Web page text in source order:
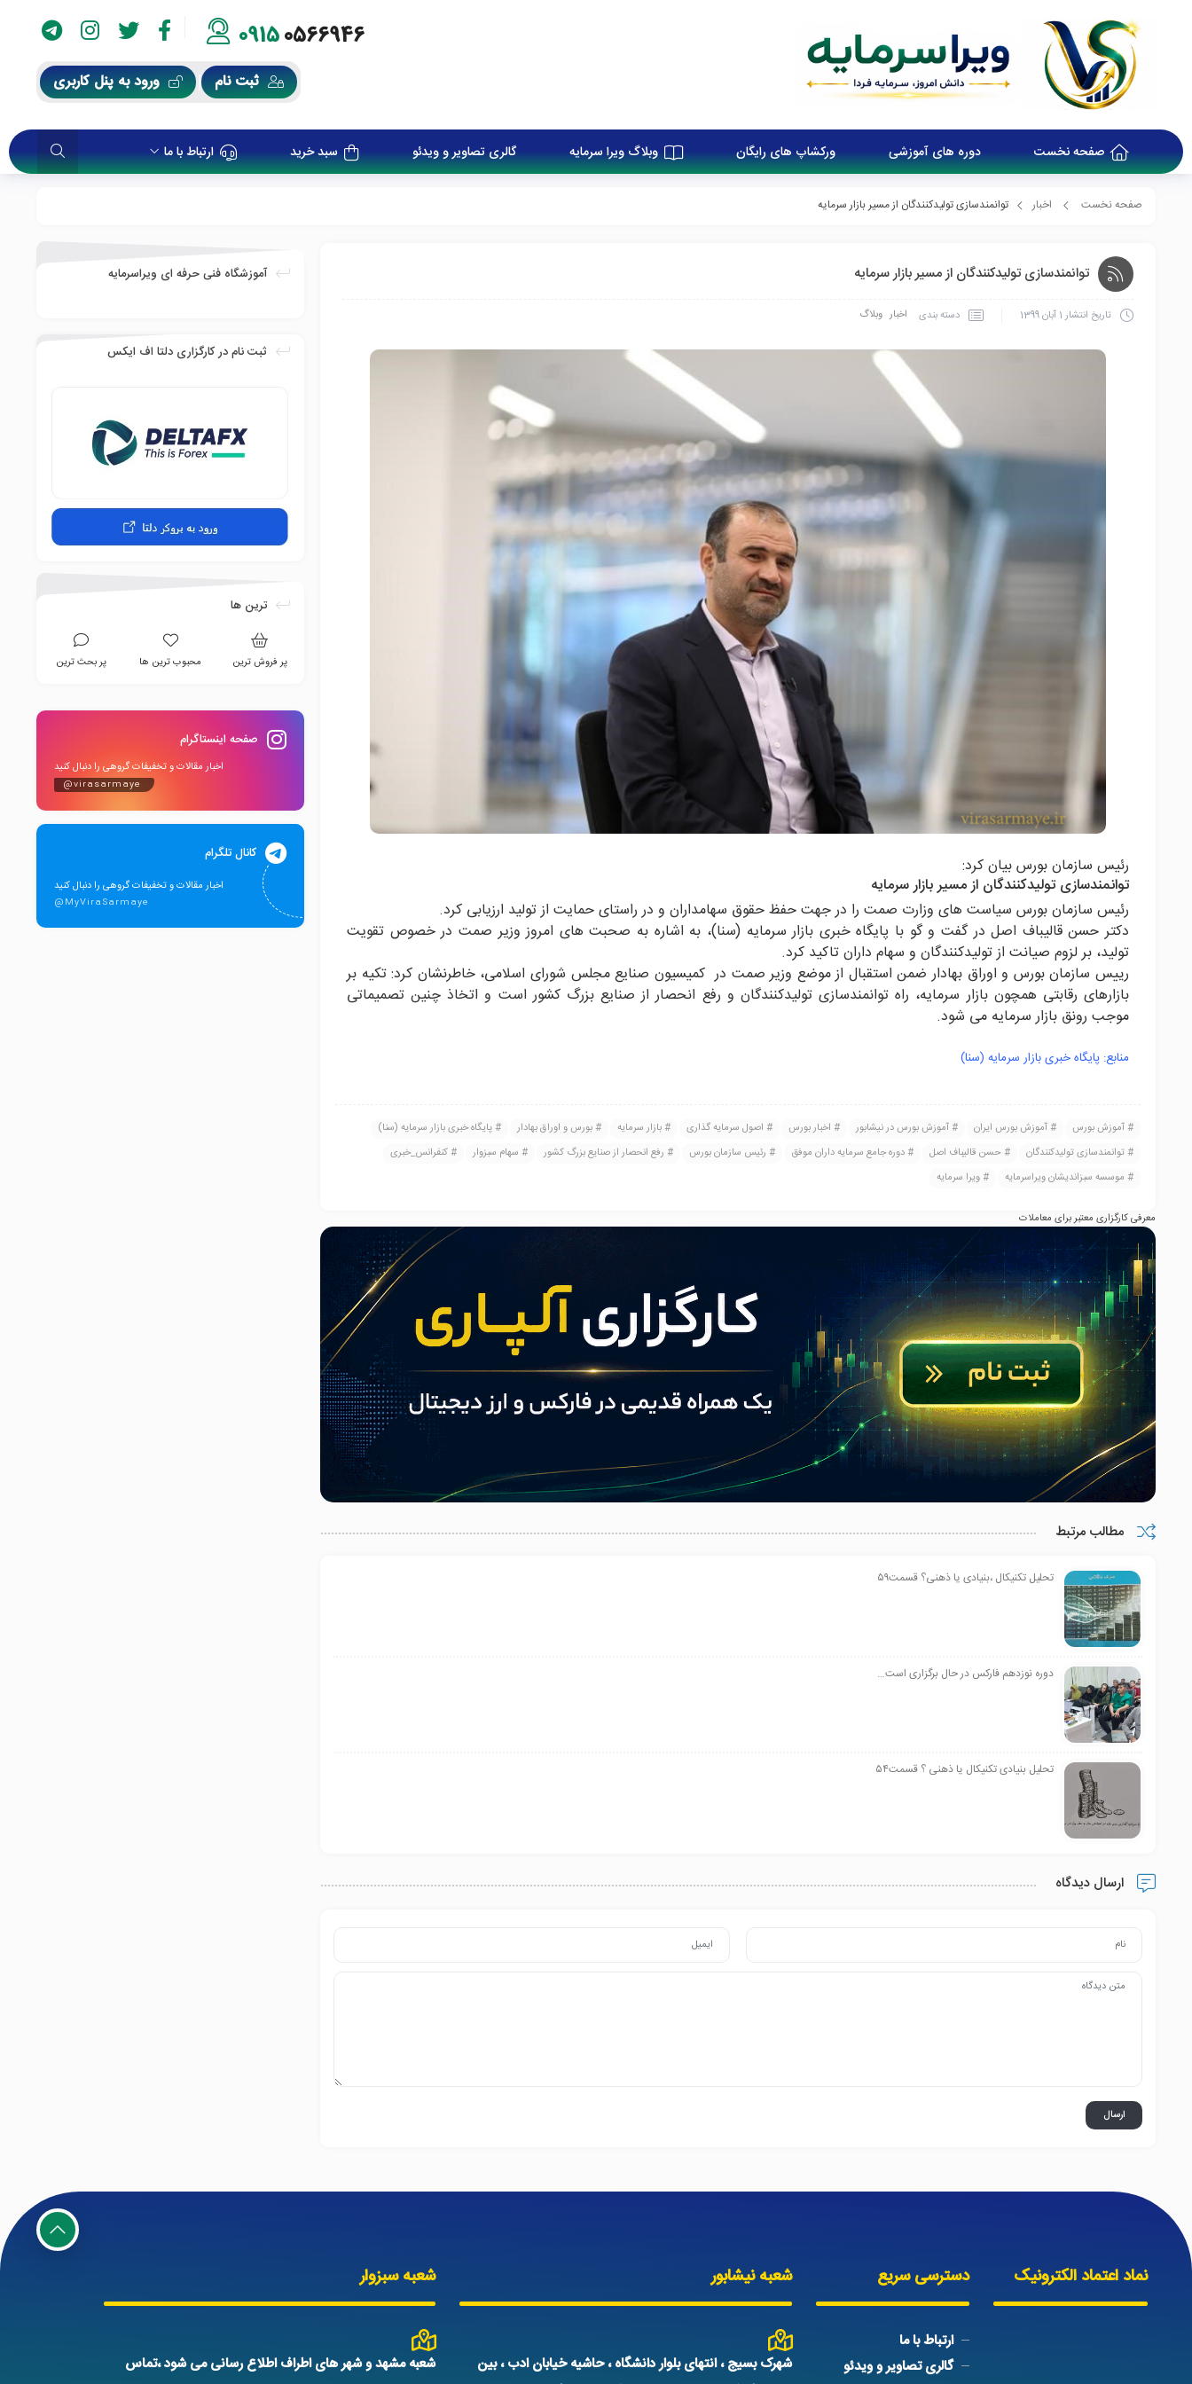
09150566946
ثبت نام ورود به پنل کاربری
صفحه نخست دوره های آموزشی ورکشاپ های رایگان وبلاگ ویرا سرمایه گالری تصاویر و ویدئو سبد خرید ارتباط با ما
صفحه نخست اخبار توانمندسازی تولیدکنندگان از مسیر بازار سرمایه
توانمندسازی تولیدکنندگان از مسیر بازار سرمایه
تاریخ انتشار1 آبان 1399 دسته بندی اخبار وبلاگ
رئیس سازمان بورس بیان کرد:
توانمندسازی تولیدکنندگان از مسیر بازار سرمایه
رئیس سازمان بورس سیاست های وزارت صمت را در جهت حفظ حقوق سهامداران و در راستای حمایت از تولید ارزیابی کرد.
دکتر حسن قالیباف اصل در گفت و گو با پایگاه خبری بازار سرمایه (سنا)، به اشاره به صحبت های امروز وزیر صمت در خصوص تقویت
تولید، بر لزوم صیانت از تولیدکنندگان و سهام داران تاکید کرد.
رییس سازمان بورس و اوراق بهادار ضمن استقبال از موضع وزیر صمت در کمیسیون صنایع مجلس شورای اسلامی، خاطرنشان کرد: تکیه بر
بازارهای رقابتی همچون بازار سرمایه، راه توانمندسازی تولیدکنندگان و رفع انحصار از صنایع بزرگ کشور است و اتخاذ چنین تصمیماتی
موجب رونق بازار سرمایه می شود.
منابع: پایگاه خبری بازار سرمایه (سنا)
آموزش بورس آموزش بورس ایران آموزش بورس در نیشابور اخبار بورس اصول سرمایه گذاری بازار سرمایه بورس و اوراق بهادار
پایگاه خبری بازار سرمایه (سنا)
توانمندسازی تولیدکنندگان
حسن قالیباف اصل دوره جامع سرمایه داران موفق رئیس سازمان بورس رفع انحصار از صنایع بزرگ کشور سهام سبزوار
کنفرانس_خبری
موسسه سبزاندیشان ویراسرمایه
ویرا سرمایه
معرفی کارگزاری معتبر برای معاملات
مطالب مرتبط
تحلیل تکنیکال ،بنیادی یا ذهنی؟ قسمت۵۹
دوره نوزدهم فارکس در حال برگزاری است…
تحلیل بنیادی تکنیکال یا ذهنی ؟ قسمت۵۴
ارسال دیدگاه
آموزشگاه فنی حرفه ای ویراسرمایه
ثبت نام در کارگزاری دلتا اف ایکس
ترین ها
پر فروش ترین محبوب ترین ها پر بحث ترین
صفحه اینستاگرام
اخبار مقالات و تخفیفات گروهی را دنبال کنید
@virasarmaye
کانال تلگرام
اخبار مقالات و تخفیفات گروهی را دنبال کنید
@MyViraSarmaye
نماد اعتماد الکترونیک دسترسی سریع
ارتباط با ما
گالری تصاویر و ویدئو
شعبه نیشابور
شهرک بسیج ، انتهای بلوار دانشگاه ، حاشیه خیابان ادب ، بین
شعبه سبزوار
شعبه مشهد و شهر های اطراف اطلاع رسانی می شود ،تماس